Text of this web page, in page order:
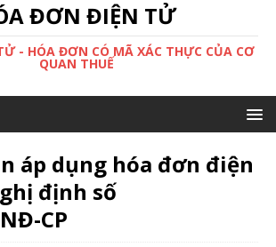
ĐƠN ĐIỆN TỬ
- HÓA ĐƠN CÓ MÃ XÁC THỰC CỦA CƠ
QUAN THUẾ
áp dụng hóa đơn điện
định số
CP